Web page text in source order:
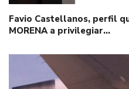
Favio Castellanos, perfil
MORENA a privilegiar…